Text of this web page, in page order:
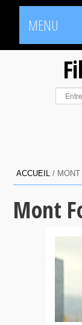
MENU
ACCUEIL /
Mont